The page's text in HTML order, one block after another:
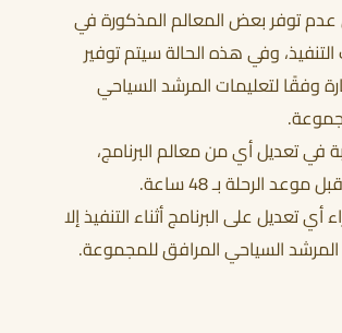
توفر بعض المعالم المذكورة في
التنفيذ، وفي هذه الحالة سيتم توفير
وفقًا لتعليمات المرشد السياحي
في تعديل أي من معالم البرنامج،
الرحلة بـ 48 ساعة.
أي تعديل على البرنامج أثناء التنفيذ إلا
السياحي المرافق للمجموعة.